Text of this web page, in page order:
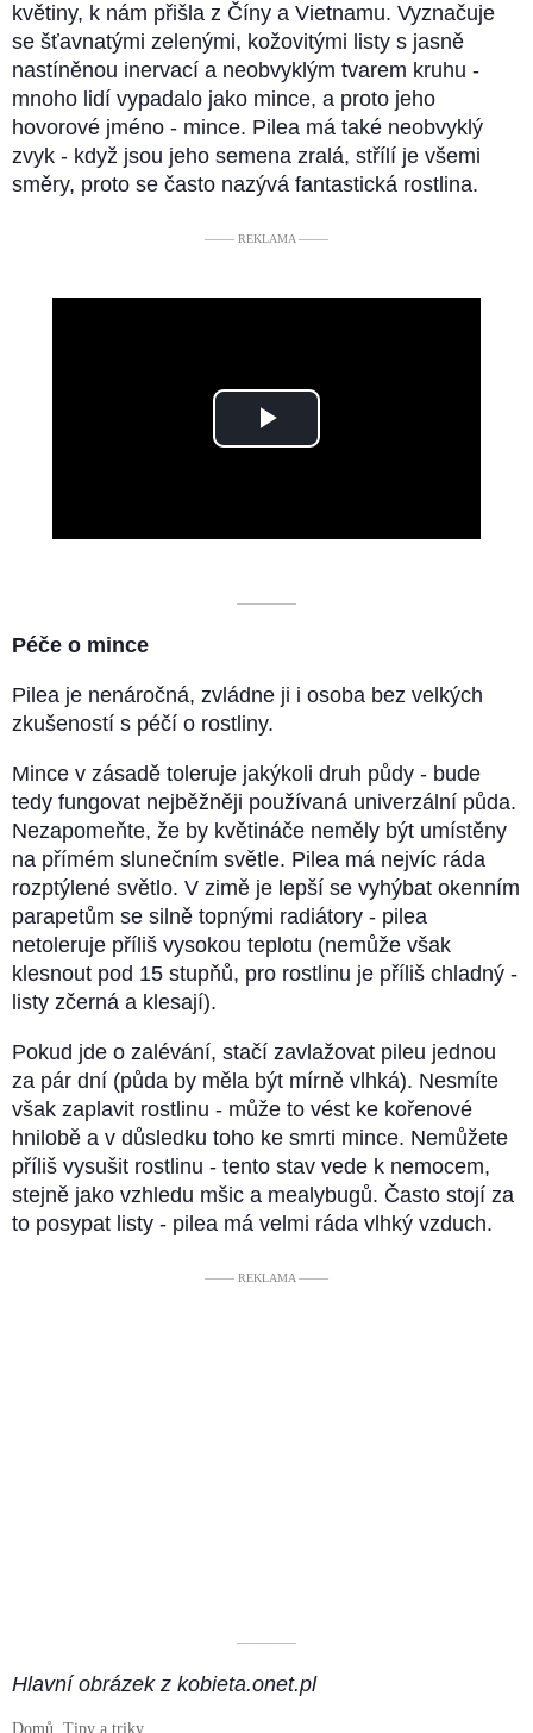
květiny, k nám přišla z Číny a Vietnamu. Vyznačuje
se šťavnatými zelenými, kožovitými listy s jasně
nastíněnou inervací a neobvyklým tvarem kruhu -
mnoho lidí vypadalo jako mince, a proto jeho
hovorové jméno - mince. Pilea má také neobvyklý
zvyk - když jsou jeho semena zralá, střílí je všemi
směry, proto se často nazývá fantastická rostlina.
––––– REKLAMA –––––
Play
––––––––––
Péče o mince
Pilea je nenáročná, zvládne ji i osoba bez velkých
zkušeností s péčí o rostliny.
Mince v zásadě toleruje jakýkoli druh půdy - bude
tedy fungovat nejběžněji používaná univerzální půda.
Nezapomeňte, že by květináče neměly být umístěny
na přímém slunečním světle. Pilea má nejvíc ráda
rozptýlené světlo. V zimě je lepší se vyhýbat okenním
parapetům se silně topnými radiátory - pilea
netoleruje příliš vysokou teplotu (nemůže však
klesnout pod 15 stupňů, pro rostlinu je příliš chladný -
listy zčerná a klesají).
Pokud jde o zalévání, stačí zavlažovat pileu jednou
za pár dní (půda by měla být mírně vlhká). Nesmíte
však zaplavit rostlinu - může to vést ke kořenové
hnilobě a v důsledku toho ke smrti mince. Nemůžete
příliš vysušit rostlinu - tento stav vede k nemocem,
stejně jako vzhledu mšic a mealybugů. Často stojí za
to posypat listy - pilea má velmi ráda vlhký vzduch.
––––– REKLAMA –––––
––––––––––
Hlavní obrázek z kobieta.onet.pl
Domů Tipy a triky